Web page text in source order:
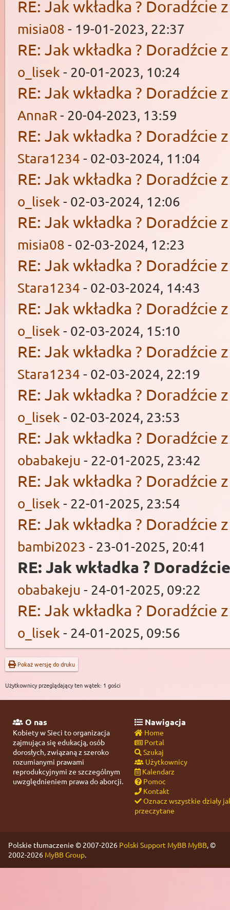
RE: Jak wkładka ? Doradźcie
misia08 - 19-01-2023, 22:37
RE: Jak wkładka ? Doradźcie
o_lisek - 20-01-2023, 10:24
RE: Jak wkładka ? Doradźcie
AnnaR- 20-04-2023, 13:59
RE: Jak wkładka ? Doradźcie
Stara1234 - 02-03-2024, 11:04
RE: Jak wkładka ? Doradźcie
o_lisek - 02-03-2024, 12:06
RE: Jak wkładka ? Doradźcie
misia08 - 02-03-2024, 12:23
RE: Jak wkładka ? Doradźcie
Stara1234 - 02-03-2024, 14:43
RE: Jak wkładka ? Doradźcie
o_lisek - 02-03-2024, 15:10
RE: Jak wkładka ? Doradźcie
Stara1234 - 02-03-2024, 22:19
RE: Jak wkładka ? Doradźcie
o_lisek - 02-03-2024, 23:53
RE: Jak wkładka ? Doradźcie
obabakeju - 22-01-2025, 23:42
RE: Jak wkładka ? Doradźcie
o_lisek - 22-01-2025, 23:54
RE: Jak wkładka ? Doradźcie
bambi2023 - 23-01-2025, 20:41
RE: Jak wkładka ?
obabakeju - 24-01-2025, 09:22
RE: Jak wkładka ? Doradźcie
o_lisek - 24-01-2025, 09:56
Pokaż wersję do druku
Użytkownicy przeglądający ten wątek: 1 gości
O nas
Kobiety w Sieci to organizacja
zajmująca się edukacją, osób
dorosłych, związaną z szeroko
rozumianymi prawami
reprodukcyjnymi ze szczególnym
uwzględnieniem prawa do aborcji.
Nawigacja
Home
Portal
Szukaj
Użytkownicy
Kalendarz
Pomoc
Kontakt
Oznacz wszystkie działy
przeczytane
Polskie tłumaczenie © 2007-2026 Polski Support MyBB MyBB, ©
2002-2026 MyBB Group.